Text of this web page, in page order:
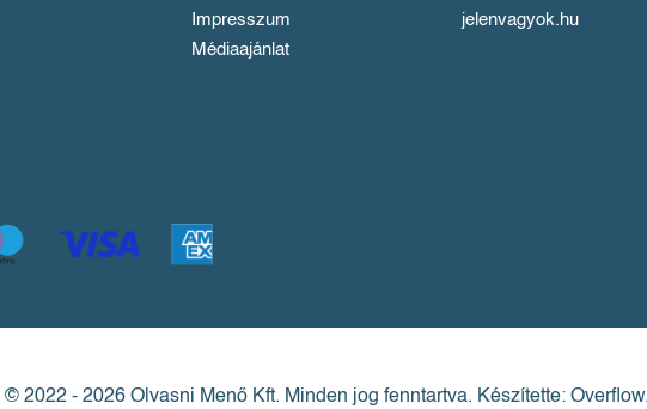
Impresszum
Médiaajánlat
jelenvagyok.hu
© 2022 - 2026 Olvasni Menő Kft. Minden jog fenntartva. Készítette: Overflow.